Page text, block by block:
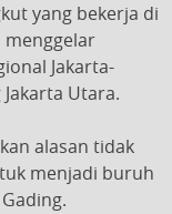
yang bekerja di
menggelar
Jakarta-
Utara.
alasan tidak
menjadi buruh